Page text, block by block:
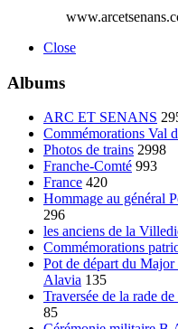
Close
Albums
ARC ET SENANS
Commémorations Val
Photos de trains 2998
Franche-Comté 993
France 420
Hommage au général
296
les anciens de la
Commémorations
Pot de départ du
Alavia 135
Traversée de la rade
85